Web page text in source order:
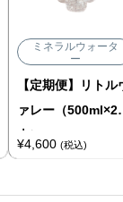
ミネラルウォータ
ー
【定期便】リトル
ァレー（
本）
¥4,600 (税込)